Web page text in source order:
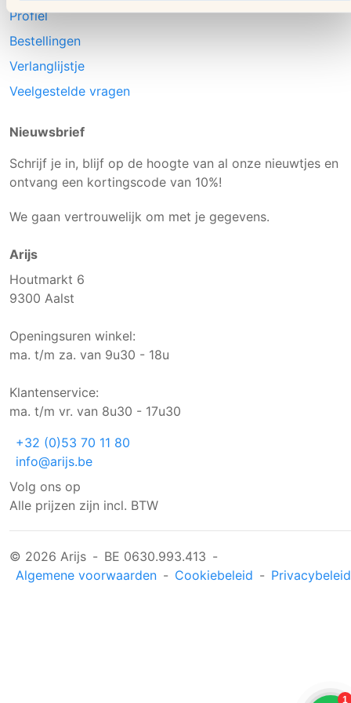
Arijs
Houtmarkt 6
9300 Aalst
Openingsuren winkel:
ma. t/m za. van 9u30 - 18u
Klantenservice:
ma. t/m vr. van 8u30 - 17u30
+32 (0)53 70 11 80
info@arijs.be
Volg ons op
Alle prijzen zijn incl. BTW
Profiel
Bestellingen
Verlanglijstje
Veelgestelde vragen
Nieuwsbrief
Schrijf je in, blijf op de hoogte van al onze nieuwtjes en
ontvang een kortingscode van 10%!
We gaan vertrouwelijk om met je gegevens.
© 2026 Arijs - BE 0630.993.413 -
Algemene voorwaarden - Cookiebeleid - Privacybeleid